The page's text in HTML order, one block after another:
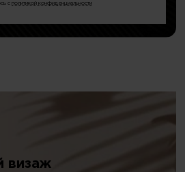
сполитикой конфиденциальности
визаж